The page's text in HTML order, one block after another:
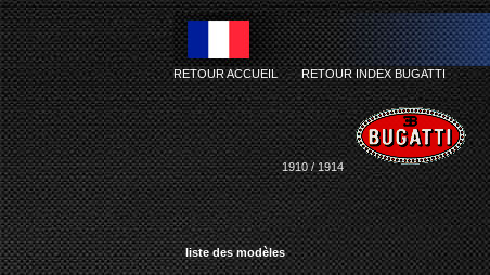
liste des modèles
RETOUR ACCUEIL-RETOUR INDEX BUGATTI
1910 / 1914